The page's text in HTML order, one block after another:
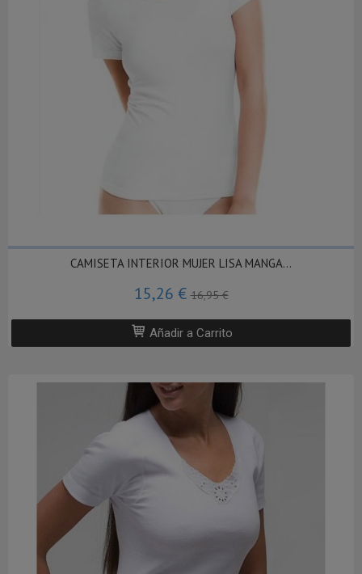
CAMISETA INTERIOR MUJER LISA MANGA...
15,26 €16,95 €
Añadir a Carrito